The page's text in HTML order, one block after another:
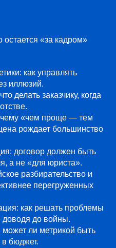
остается «за кадром»
как управлять
иллюзий.
делать заказчику, когда
«чем проще — тем
рождает большинство
договор должен быть
а не «для юриста».
разбирательство и
перегруженных
как решать проблемы
доводя до войны.
может ли метрикой быть
в бюджет.